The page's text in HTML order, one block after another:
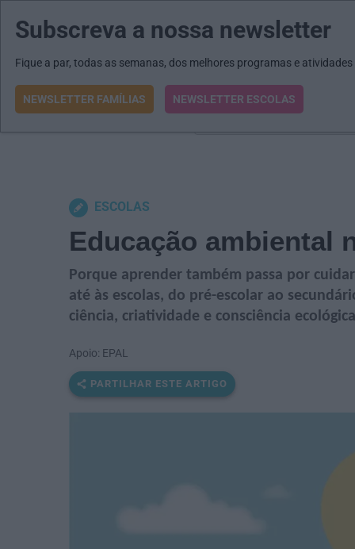
MENU MAIL JORNAIS
O que procura?
ESCOLAS
Educação ambiental
Porque aprender também passa por
até às escolas, do pré-escolar ao
ciência, criatividade e consciência
Apoio: EPAL
PARTILHAR ESTE ARTIGO
Subscreva a nossa newsletter
Fique a par, todas as semanas, dos melhores programas e
NEWSLETTER FAMÍLIAS NEWSLETTER ESCOLAS